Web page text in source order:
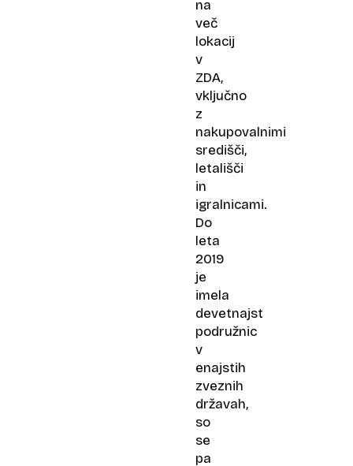
na
več
lokacij
v
ZDA,
vključno
z
nakupovalnimi
središči,
letališči
in
igralnicami.
Do
leta
2019
je
imela
devetnajst
podružnic
v
enajstih
zveznih
državah,
so
se
pa